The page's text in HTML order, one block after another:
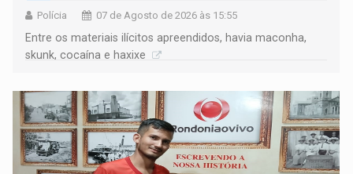
Polícia 07 de Agosto de 2026 às 15:55
Entre os materiais ilícitos apreendidos, havia maconha,
skunk, cocaína e haxixe